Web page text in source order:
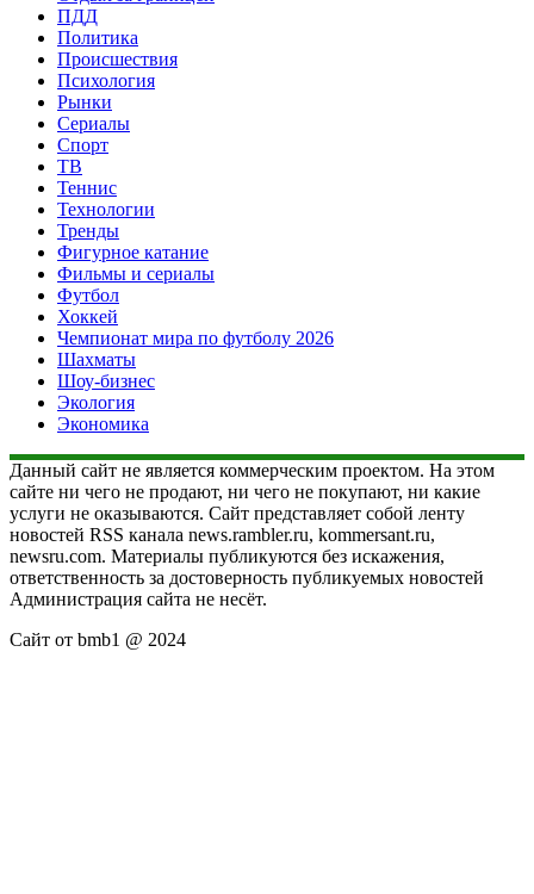
ПДД
Политика
Происшествия
Психология
Рынки
Сериалы
Спорт
ТВ
Теннис
Технологии
Тренды
Фигурное катание
Фильмы и сериалы
Футбол
Хоккей
Чемпионат мира по футболу 2026
Шахматы
Шоу-бизнес
Экология
Экономика
Данный сайт не является коммерческим проектом. На этом
сайте ни чего не продают, ни чего не покупают, ни какие
услуги не оказываются. Сайт представляет собой ленту
новостей RSS канала news.rambler.ru, kommersant.ru,
newsru.com. Материалы публикуются без искажения,
ответственность за достоверность публикуемых новостей
Администрация сайта не несёт.
Сайт от bmb1 @ 2024